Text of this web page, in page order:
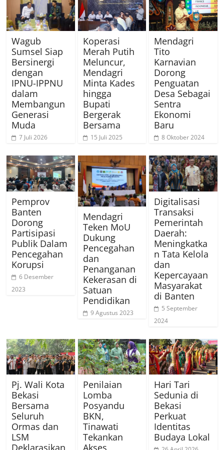
Wagub
Sumsel Siap
Bersinergi
dengan
IPNU-IPPNU
dalam
Membangun
Generasi
Muda
7 Juli 2026
Koperasi
Merah Putih
Meluncur,
Mendagri
Minta Kades
hingga
Bupati
Bergerak
Bersama
15 Juli 2025
Mendagri
Tito
Karnavian
Dorong
Penguatan
Desa Sebagai
Sentra
Ekonomi
Baru
8 Oktober 2024
Pemprov
Banten
Dorong
Partisipasi
Publik Dalam
Pencegahan
Korupsi
6 Desember
2023
Mendagri
Teken MoU
Dukung
Pencegahan
dan
Penanganan
Kekerasan di
Satuan
Pendidikan
9 Agustus 2023
Digitalisasi
Transaksi
Pemerintah
Daerah:
Meningkatka
n Tata Kelola
dan
Kepercayaan
Masyarakat
di Banten
5 September
2024
Pj. Wali Kota
Bekasi
Bersama
Seluruh
Ormas dan
LSM
Penilaian
Lomba
Posyandu
BKN,
Tinawati
Tekankan
Hari Tari
Sedunia di
Bekasi
Perkuat
Identitas
Budaya Lokal